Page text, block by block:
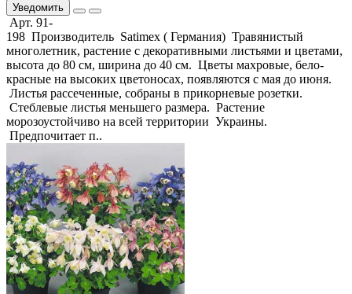
Уведомить
Арт. 91-
198 Производитель Satimex ( Германия) Травянистый
многолетник, растение с декоративными листьями и цветами,
высота до 80 см, ширина до 40 см. Цветы махровые, бело-
красные на высоких цветоносах, появляются с мая до июня.
Листья рассеченные, собраны в прикорневые розетки.
Стеблевые листья меньшего размера. Растение
морозоустойчиво на всей территории Украины.
Предпочитает п..